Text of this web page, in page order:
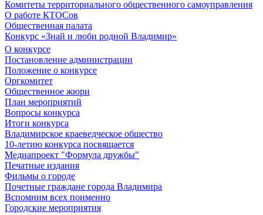
Комитеты территориального общественного самоуправления
О работе КТОСов
Общественная палата
Конкурс «Знай и люби родной Владимир»
О конкурсе
Постановление администрации
Положение о конкурсе
Оргкомитет
Общественное жюри
План мероприятий
Вопросы конкурса
Итоги конкурса
Владимирское краеведческое общество
10-летию конкурса посвящается
Медиапроект "Формула дружбы"
Печатные издания
Фильмы о городе
Почетные граждане города Владимира
Вспомним всех поименно
Городские мероприятия